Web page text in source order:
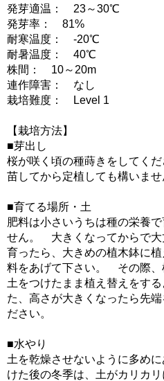
発芽適温： 23～30℃
発芽率： 81%
耐寒温度： -20℃
耐暑温度： 40℃
株間： 10～20m
連作障害： なし
栽培難度： Level 1
【栽培方法】
■芽出し
桜が咲く頃の種蒔きをしてく
苗してから定植しても構いませ
■育てる場所・土
肥料は小さいうちは種の栄養
せん。 大きくなってからで
育ったら、大きめの植木鉢に
料をあげて下さい。 その際、
土をつけたまま植え替えをす
た、高さが大きくなったら先
ださい。
■水やり
土を乾燥させないように多め
けた後の冬季は、土がカリカ